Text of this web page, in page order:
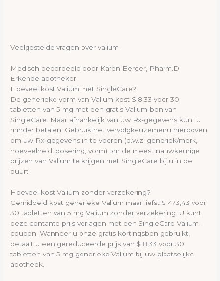
Veelgestelde vragen over valium
Medisch beoordeeld door Karen Berger, Pharm.D.
Erkende apotheker
Hoeveel kost Valium met SingleCare?
De generieke vorm van Valium kost $ 8,33 voor 30
tabletten van 5 mg met een gratis Valium-bon van
SingleCare. Maar afhankelijk van uw Rx-gegevens kunt u
minder betalen. Gebruik het vervolgkeuzemenu hierboven
om uw Rx-gegevens in te voeren (d.w.z. generiek/merk,
hoeveelheid, dosering, vorm) om de meest nauwkeurige
prijzen van Valium te krijgen met SingleCare bij u in de
buurt.
Hoeveel kost Valium zonder verzekering?
Gemiddeld kost generieke Valium maar liefst $ 473,43 voor
30 tabletten van 5 mg Valium zonder verzekering. U kunt
deze contante prijs verlagen met een SingleCare Valium-
coupon. Wanneer u onze gratis kortingsbon gebruikt,
betaalt u een gereduceerde prijs van $ 8,33 voor 30
tabletten van 5 mg generieke Valium bij uw plaatselijke
apotheek.